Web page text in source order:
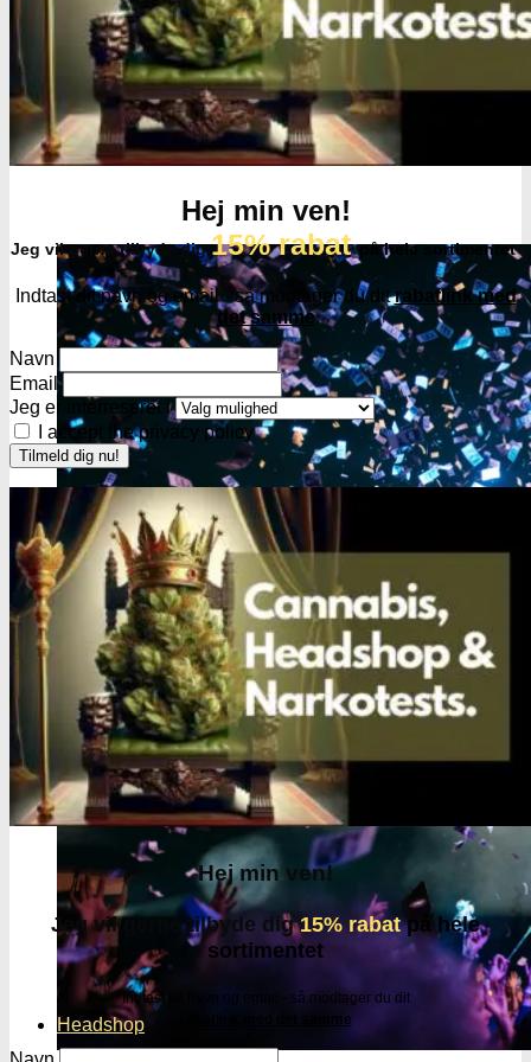
Oplev alle vores tests her
Headshop
Hej min ven!
Jeg vil gerne tilbyde dig15% rabatpå hele sortimentet
Indtast dit navn og email - så modtager du ditrabatlink med
det samme
Navn
Email
Jeg er interreseret i
I accept the privacy policy
Hej min ven!
Jeg vil gerne tilbyde dig15% rabatpå hele
sortimentet
Indtast dit navn og email - så modtager du dit
rabatlink med det samme